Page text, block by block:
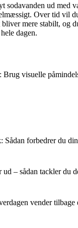
sodavanden ud med
Over tid vil
mere stabilt, og
dagen.
visuelle
Sådan forbedrer du
– sådan tackler du
vender tilbage